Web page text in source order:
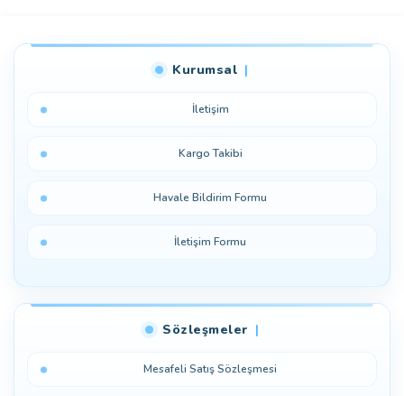
Kurumsal
İletişim
Kargo Takibi
Havale Bildirim Formu
İletişim Formu
Sözleşmeler
Mesafeli Satış Sözleşmesi